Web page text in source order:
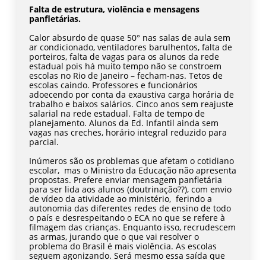
Falta de estrutura, violência e mensagens
panfletárias.
Calor absurdo de quase 50° nas salas de aula sem
ar condicionado, ventiladores barulhentos, falta de
porteiros, falta de vagas para os alunos da rede
estadual pois há muito tempo não se constroem
escolas no Rio de Janeiro – fecham-nas. Tetos de
escolas caindo. Professores e funcionários
adoecendo por conta da exaustiva carga horária de
trabalho e baixos salários. Cinco anos sem reajuste
salarial na rede estadual. Falta de tempo de
planejamento. Alunos da Ed. Infantil ainda sem
vagas nas creches, horário integral reduzido para
parcial.
Inúmeros são os problemas que afetam o cotidiano
escolar, mas o Ministro da Educação não apresenta
propostas. Prefere enviar mensagem panfletária
para ser lida aos alunos (doutrinação??), com envio
de vídeo da atividade ao ministério, ferindo a
autonomia das diferentes redes de ensino de todo
o país e desrespeitando o ECA no que se refere à
filmagem das crianças. Enquanto isso, recrudescem
as armas, jurando que o que vai resolver o
problema do Brasil é mais violência. As escolas
seguem agonizando. Será mesmo essa saída que